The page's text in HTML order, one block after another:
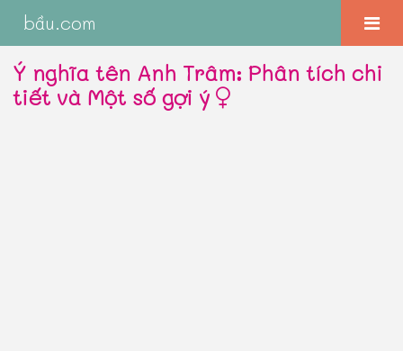
bầu.com
Ý nghĩa tên Anh Trâm: Phân tích chi
tiết và Một số gợi ý